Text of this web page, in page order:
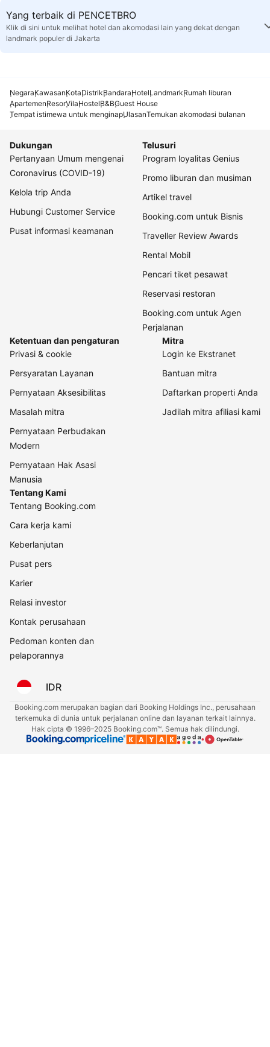
Yang terbaik di PENCETBRO
Klik di sini untuk melihat hotel dan akomodasi lain yang dekat dengan
landmark populer di Jakarta
NegaraKawasanKotaDistrikBandaraHotelLandmarkRumah liburan
ApartemenResorVilaHostelB&BGuest House
Tempat istimewa untuk menginapUlasanTemukan akomodasi bulanan
Dukungan
Pertanyaan Umum mengenai
Coronavirus (COVID-19)
Kelola trip Anda
Hubungi Customer Service
Pusat informasi keamanan
Telusuri
Program loyalitas Genius
Promo liburan dan musiman
Artikel travel
Booking.com untuk Bisnis
Traveller Review Awards
Rental Mobil
Pencari tiket pesawat
Reservasi restoran
Booking.com untuk Agen
Perjalanan
Ketentuan dan pengaturan
Privasi & cookie
Persyaratan Layanan
Pernyataan Aksesibilitas
Masalah mitra
Pernyataan Perbudakan
Modern
Pernyataan Hak Asasi
Manusia
Mitra
Login ke Ekstranet
Bantuan mitra
Daftarkan properti Anda
Jadilah mitra afiliasi kami
Tentang Kami
Tentang Booking.com
Cara kerja kami
Keberlanjutan
Pusat pers
Karier
Relasi investor
Kontak perusahaan
Pedoman konten dan
pelaporannya
IDR
Booking.com merupakan bagian dari Booking Holdings Inc., perusahaan
terkemuka di dunia untuk perjalanan online dan layanan terkait lainnya.
Hak cipta © 1996–2025 Booking.com™. Semua hak dilindungi.